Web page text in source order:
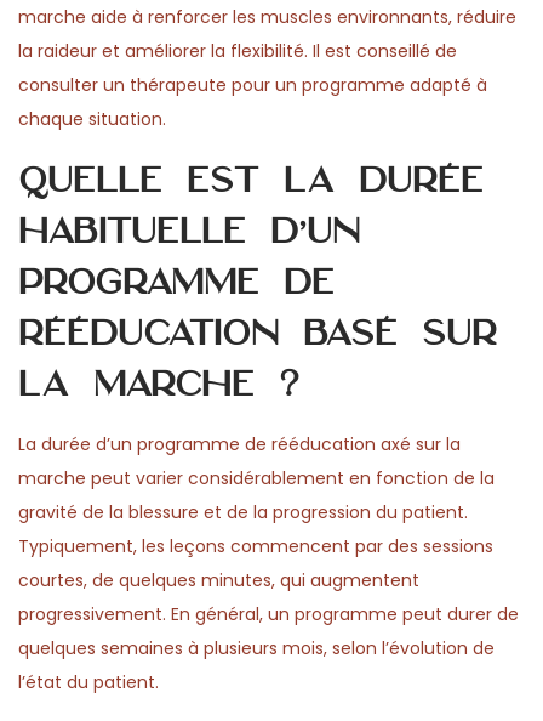
marche aide à renforcer les muscles environnants, réduire
la raideur et améliorer la flexibilité. Il est conseillé de
consulter un thérapeute pour un programme adapté à
chaque situation.
Quelle est la durée
habituelle d’un
programme de
rééducation basé sur
la marche ?
La durée d’un programme de rééducation axé sur la
marche peut varier considérablement en fonction de la
gravité de la blessure et de la progression du patient.
Typiquement, les leçons commencent par des sessions
courtes, de quelques minutes, qui augmentent
progressivement. En général, un programme peut durer de
quelques semaines à plusieurs mois, selon l’évolution de
l’état du patient.